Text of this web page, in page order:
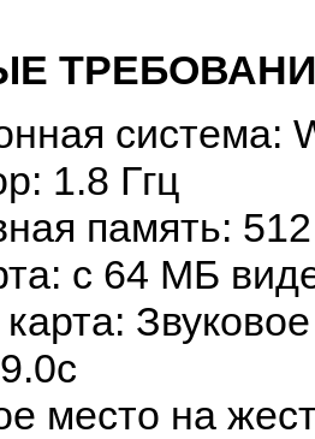
система:
1.8 Ггц
память:
с 64 МБ
место на